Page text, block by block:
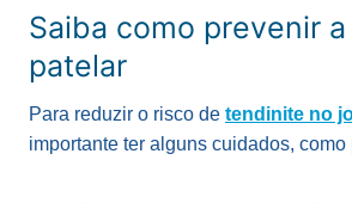
Saiba como prevenir
patelar
Para reduzir o risco de tendinite no
importante ter alguns cuidados, como